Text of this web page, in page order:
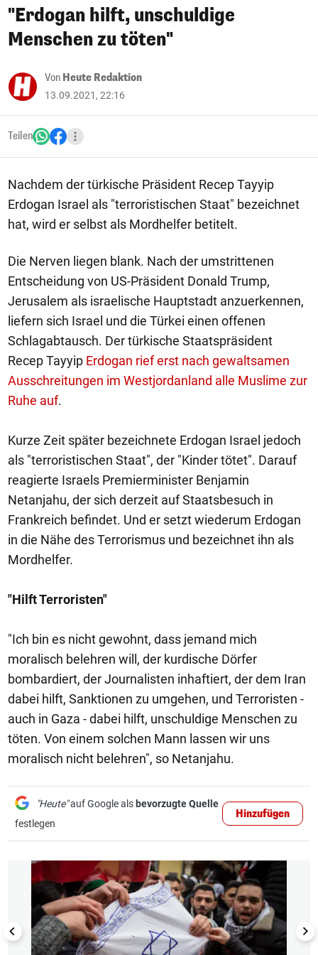
"Erdogan hilft, unschuldige
Menschen zu töten"
Von Heute Redaktion
13.09.2021, 22:16
Teilen
Nachdem der türkische Präsident Recep Tayyip
Erdogan Israel als "terroristischen Staat" bezeichnet
hat, wird er selbst als Mordhelfer betitelt.
Die Nerven liegen blank. Nach der umstrittenen
Entscheidung von US-Präsident Donald Trump,
Jerusalem als israelische Hauptstadt anzuerkennen,
liefern sich Israel und die Türkei einen offenen
Schlagabtausch. Der türkische Staatspräsident
Recep Tayyip Erdogan rief erst nach gewaltsamen
Ausschreitungen im Westjordanland alle Muslime zur
Ruhe auf.
Kurze Zeit später bezeichnete Erdogan Israel jedoch
als "terroristischen Staat", der "Kinder tötet". Darauf
reagierte Israels Premierminister Benjamin
Netanjahu, der sich derzeit auf Staatsbesuch in
Frankreich befindet. Und er setzt wiederum Erdogan
in die Nähe des Terrorismus und bezeichnet ihn als
Mordhelfer.
"Hilft Terroristen"
"Ich bin es nicht gewohnt, dass jemand mich
moralisch belehren will, der kurdische Dörfer
bombardiert, der Journalisten inhaftiert, der dem Iran
dabei hilft, Sanktionen zu umgehen, und Terroristen -
auch in Gaza - dabei hilft, unschuldige Menschen zu
töten. Von einem solchen Mann lassen wir uns
moralisch nicht belehren", so Netanjahu.
"Heute"auf Google als bevorzugte Quelle
festlegen
Hinzufügen
1/7